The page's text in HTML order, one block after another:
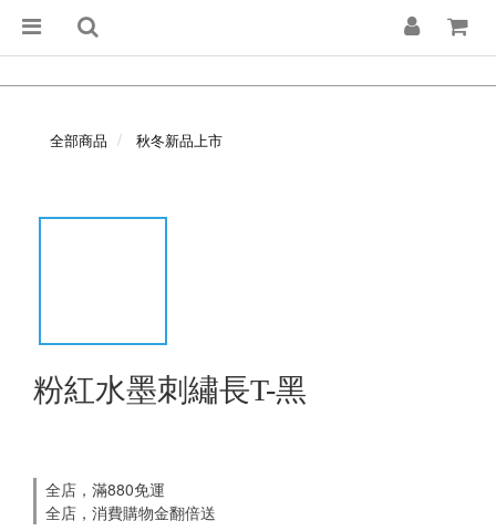
全部商品 秋冬新品上市
粉紅水墨刺繡長T-黑
全店，滿880免運
全店，消費購物金翻倍送